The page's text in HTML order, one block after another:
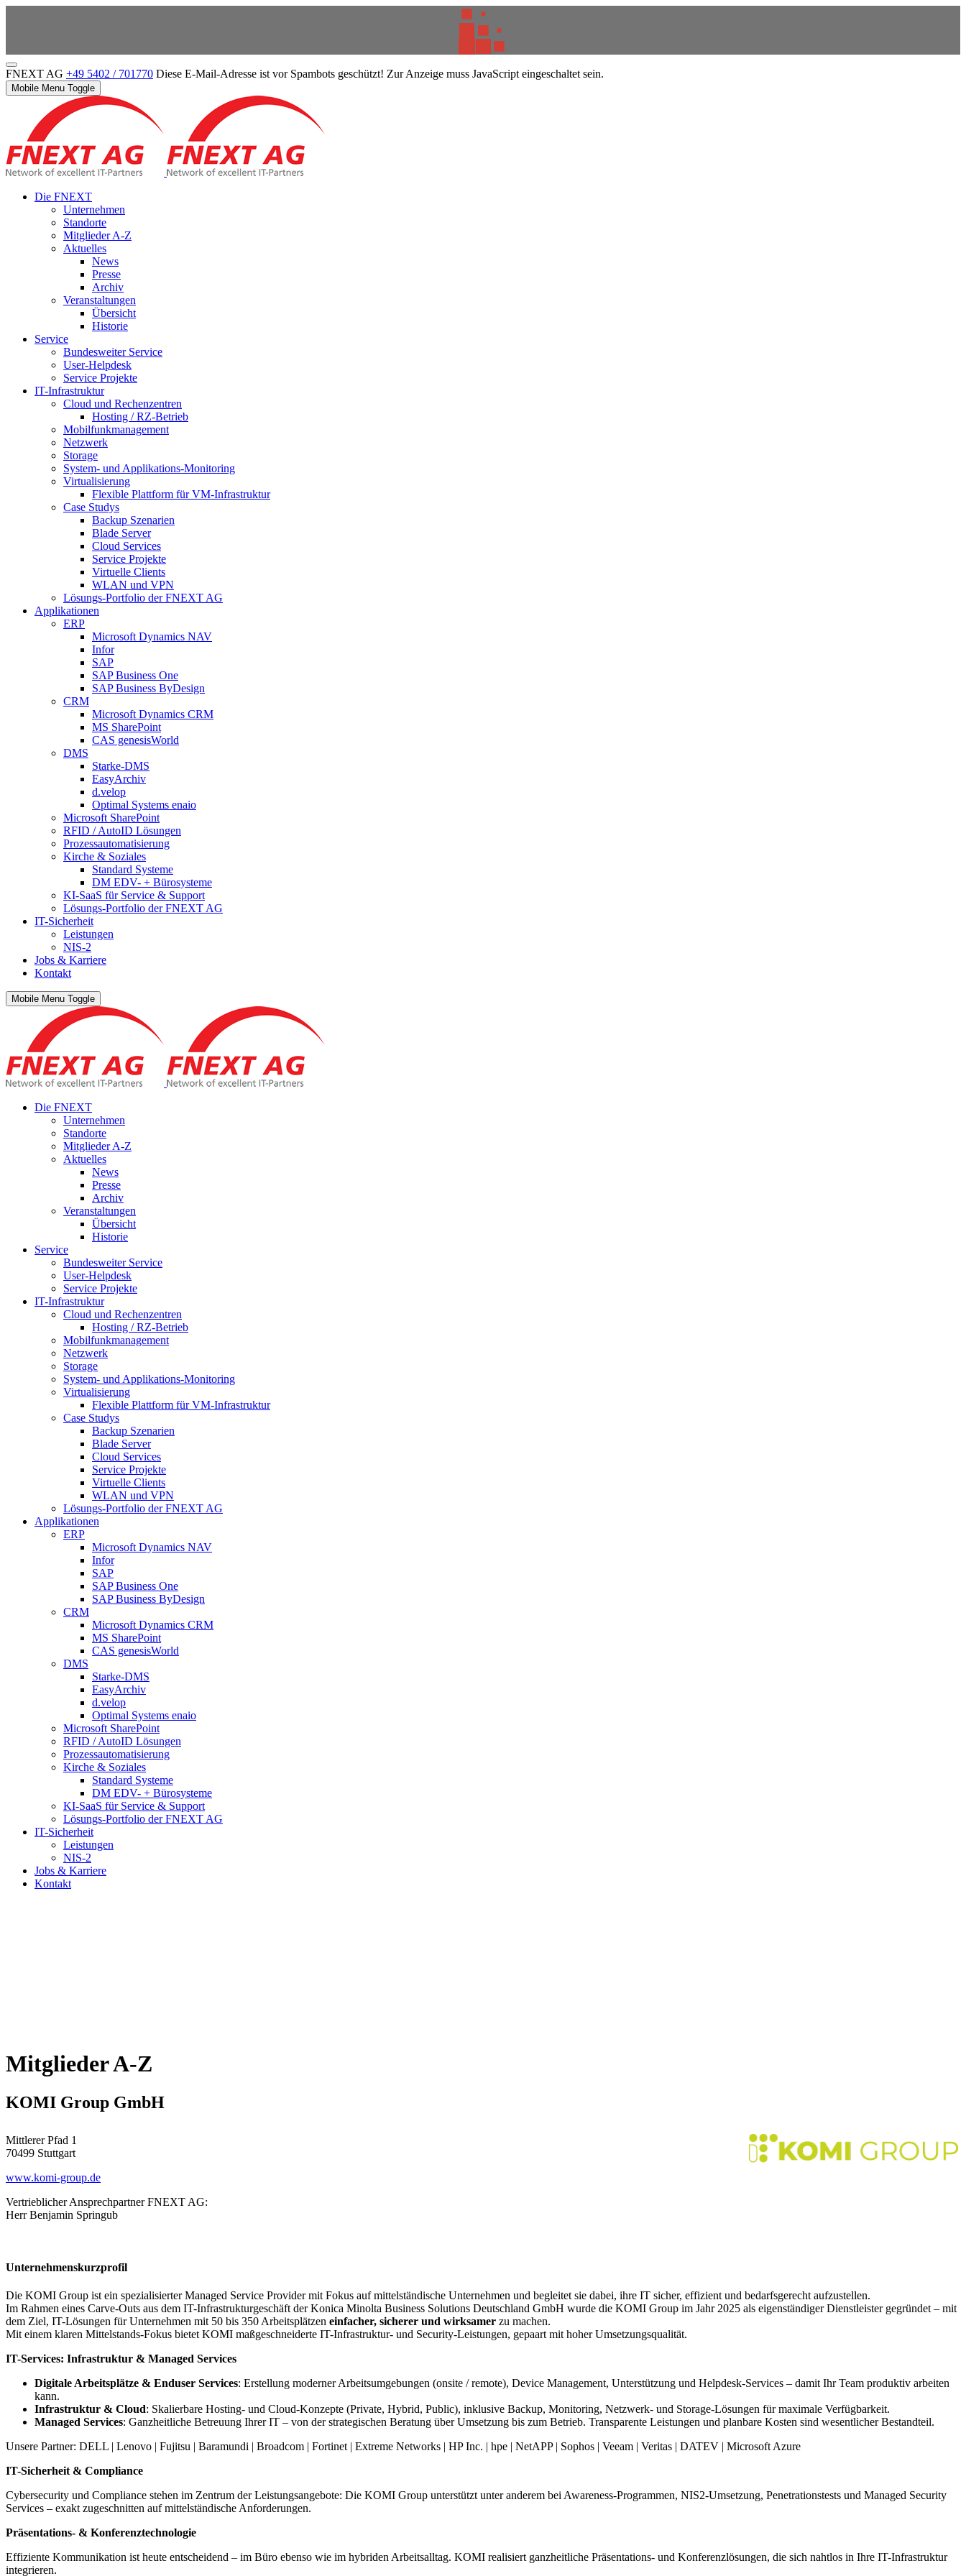
FNEXT AG +49 5402 / 701770 Diese E-Mail-Adresse ist vor Spambots geschützt! Zur Anzeige muss JavaScript eingeschaltet sein.
Mobile Menu Toggle
Die FNEXT
Unternehmen
Standorte
Mitglieder A-Z
Aktuelles
News
Presse
Archiv
Veranstaltungen
Übersicht
Historie
Service
Bundesweiter Service
User-Helpdesk
Service Projekte
IT-Infrastruktur
Cloud und Rechenzentren
Hosting / RZ-Betrieb
Mobilfunkmanagement
Netzwerk
Storage
System- und Applikations-Monitoring
Virtualisierung
Flexible Plattform für VM-Infrastruktur
Case Studys
Backup Szenarien
Blade Server
Cloud Services
Service Projekte
Virtuelle Clients
WLAN und VPN
Lösungs-Portfolio der FNEXT AG
Applikationen
ERP
Microsoft Dynamics NAV
Infor
SAP
SAP Business One
SAP Business ByDesign
CRM
Microsoft Dynamics CRM
MS SharePoint
CAS genesisWorld
DMS
Starke-DMS
EasyArchiv
d.velop
Optimal Systems enaio
Microsoft SharePoint
RFID / AutoID Lösungen
Prozessautomatisierung
Kirche & Soziales
Standard Systeme
DM EDV- + Bürosysteme
KI-SaaS für Service & Support
Lösungs-Portfolio der FNEXT AG
IT-Sicherheit
Leistungen
NIS-2
Jobs & Karriere
Kontakt
Mobile Menu Toggle
Die FNEXT
Unternehmen
Standorte
Mitglieder A-Z
Aktuelles
News
Presse
Archiv
Veranstaltungen
Übersicht
Historie
Service
Bundesweiter Service
User-Helpdesk
Service Projekte
IT-Infrastruktur
Cloud und Rechenzentren
Hosting / RZ-Betrieb
Mobilfunkmanagement
Netzwerk
Storage
System- und Applikations-Monitoring
Virtualisierung
Flexible Plattform für VM-Infrastruktur
Case Studys
Backup Szenarien
Blade Server
Cloud Services
Service Projekte
Virtuelle Clients
WLAN und VPN
Lösungs-Portfolio der FNEXT AG
Applikationen
ERP
Microsoft Dynamics NAV
Infor
SAP
SAP Business One
SAP Business ByDesign
CRM
Microsoft Dynamics CRM
MS SharePoint
CAS genesisWorld
DMS
Starke-DMS
EasyArchiv
d.velop
Optimal Systems enaio
Microsoft SharePoint
RFID / AutoID Lösungen
Prozessautomatisierung
Kirche & Soziales
Standard Systeme
DM EDV- + Bürosysteme
KI-SaaS für Service & Support
Lösungs-Portfolio der FNEXT AG
IT-Sicherheit
Leistungen
NIS-2
Jobs & Karriere
Kontakt
Mitglieder A-Z
KOMI Group GmbH
Mittlerer Pfad 1
70499 Stuttgart
www.komi-group.de
Vertrieblicher Ansprechpartner FNEXT AG:
Herr Benjamin Springub
Unternehmenskurzprofil
Die KOMI Group ist ein spezialisierter Managed Service Provider mit Fokus auf mittelständische Unternehmen und begleitet sie dabei, ihre IT sicher, effizient und bedarfsgerecht aufzustellen.
Im Rahmen eines Carve-Outs aus dem IT-Infrastrukturgeschäft der Konica Minolta Business Solutions Deutschland GmbH wurde die KOMI Group im Jahr 2025 als eigenständiger Dienstleister gegründet – mit
dem Ziel, IT-Lösungen für Unternehmen mit 50 bis 350 Arbeitsplätzen einfacher, sicherer und wirksamer zu machen.
Mit einem klaren Mittelstands-Fokus bietet KOMI maßgeschneiderte IT-Infrastruktur- und Security-Leistungen, gepaart mit hoher Umsetzungsqualität.
IT-Services: Infrastruktur & Managed Services
Digitale Arbeitsplätze & Enduser Services: Erstellung moderner Arbeitsumgebungen (onsite / remote), Device Management, Unterstützung und Helpdesk-Services – damit Ihr Team produktiv arbeiten
kann.
Infrastruktur & Cloud: Skalierbare Hosting- und Cloud-Konzepte (Private, Hybrid, Public), inklusive Backup, Monitoring, Netzwerk- und Storage-Lösungen für maximale Verfügbarkeit.
Managed Services: Ganzheitliche Betreuung Ihrer IT – von der strategischen Beratung über Umsetzung bis zum Betrieb. Transparente Leistungen und planbare Kosten sind wesentlicher Bestandteil.
Unsere Partner: DELL | Lenovo | Fujitsu | Baramundi | Broadcom | Fortinet | Extreme Networks | HP Inc. | hpe | NetAPP | Sophos | Veeam | Veritas | DATEV | Microsoft Azure
IT-Sicherheit & Compliance
Cybersecurity und Compliance stehen im Zentrum der Leistungsangebote: Die KOMI Group unterstützt unter anderem bei Awareness-Programmen, NIS2-Umsetzung, Penetrationstests und Managed Security
Services – exakt zugeschnitten auf mittelständische Anforderungen.
Präsentations- & Konferenztechnologie
Effiziente Kommunikation ist heute entscheidend – im Büro ebenso wie im hybriden Arbeitsalltag. KOMI realisiert ganzheitliche Präsentations- und Konferenzlösungen, die sich nahtlos in Ihre IT-Infrastruktur
integrieren.